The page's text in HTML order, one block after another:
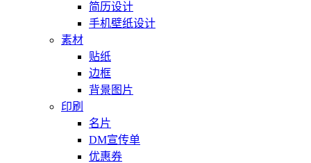
简历设计
手机壁纸设计
素材
贴纸
边框
背景图片
印刷
名片
DM宣传单
优惠券